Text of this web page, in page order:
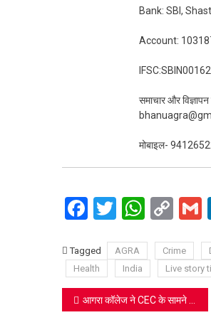
Bank: SBI,
Account:
समाचार और
मोबाइल-
Facebook
Twitter
Tagged AGRA Crime
Health
India Live story
Post
आगरा कॉलेज ने CEC के सामने रखा सच: “नहीं कटा एक भी हरा पेड़, बाउंड्री के लिए सिर्फ झाड़ियाँ हटाईं”